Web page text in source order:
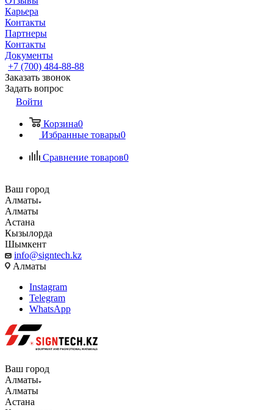
Карьера
Контакты
Партнеры
Контакты
Документы
+7 (700) 484-88-88
Заказать звонок
Задать вопрос
Войти
Корзина0
Избранные товары0
Сравнение товаров0
Ваш город
Алматы
Алматы
Астана
Кызылорда
Шымкент
info@signtech.kz
Алматы
Instagram
Telegram
WhatsApp
Ваш город
Алматы
Алматы
Астана